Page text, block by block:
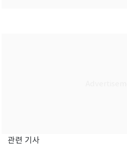
관련 기사